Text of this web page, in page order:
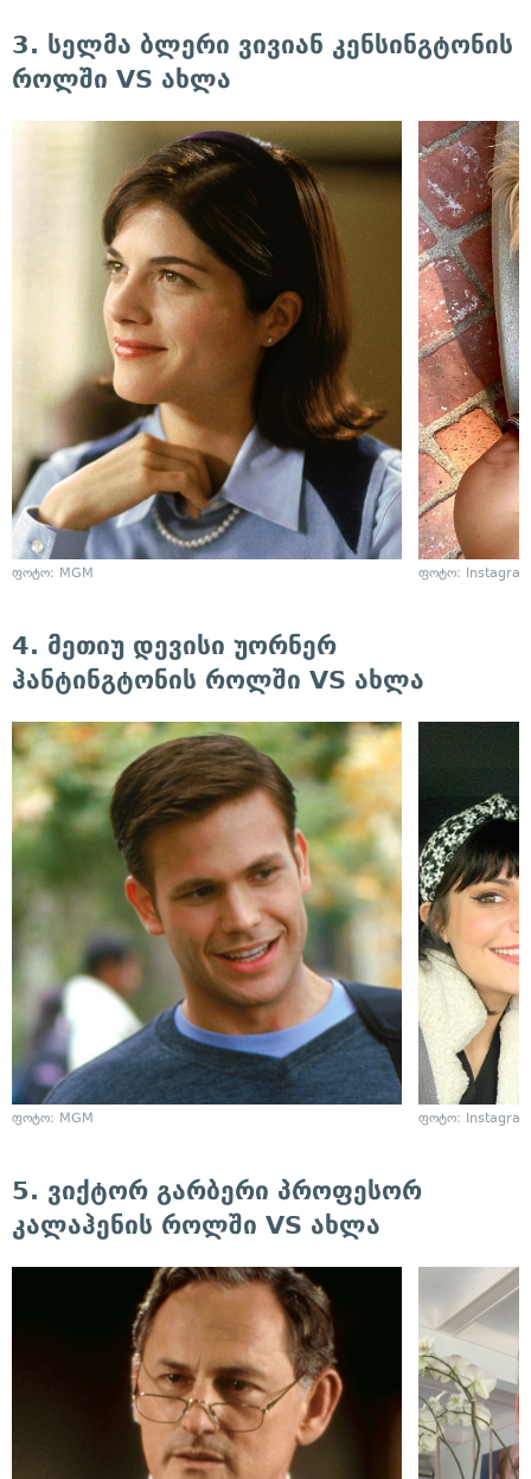
3. სელმა ბლერი ვივიან კენსინგტონის
როლში VS ახლა
ფოტო: MGM ფოტო:
4. მეთიუ დევისი უორნერ
ჰანტინგტონის როლში VS ახლა
ფოტო: MGM ფოტო:
5. ვიქტორ გარბერი პროფესორ
კალაჰენის როლში VS ახლა